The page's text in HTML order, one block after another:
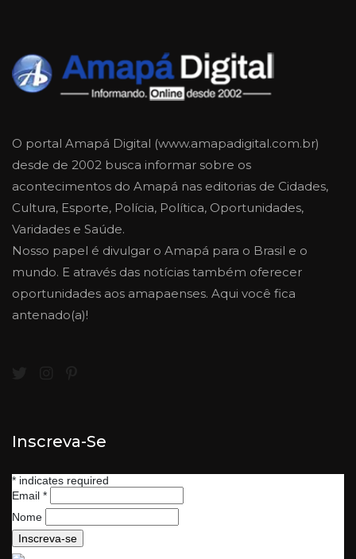
O portal Amapá Digital (www.amapadigital.com.br)
desde de 2002 busca informar sobre os
acontecimentos do Amapá nas editorias de Cidades,
Cultura, Esporte, Polícia, Política, Oportunidades,
Varidades e Saúde.
Nosso papel é divulgar o Amapá para o Brasil e o
mundo. E através das notícias também oferecer
oportunidades aos amapaenses. Aqui você fica
antenado(a)!
Inscreva-Se
* indicates required
Email *
Nome